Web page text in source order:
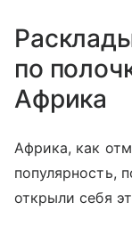
по
Африка
Африка, как
популярность,
открыли себя